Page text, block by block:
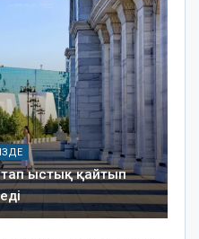
ыстық қайтып